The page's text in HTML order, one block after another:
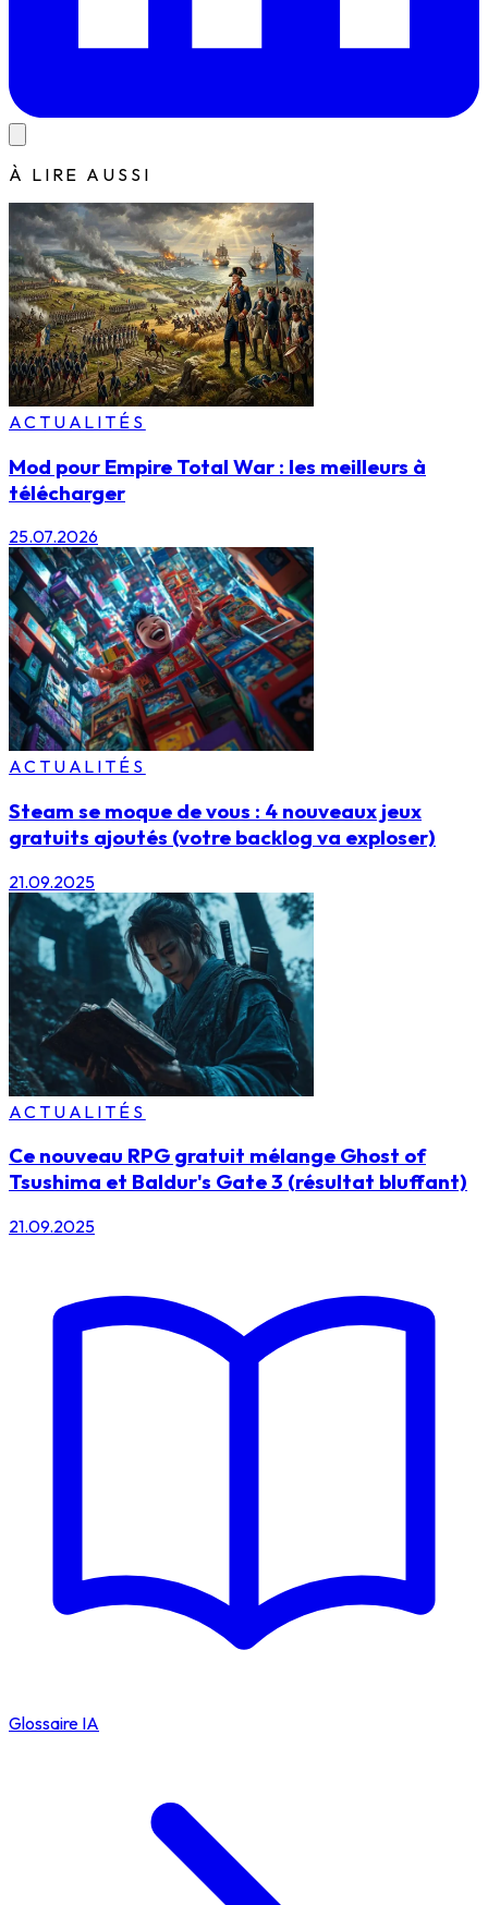
À LIRE AUSSI
ACTUALITÉS
Mod pour Empire Total War : les meilleurs à
télécharger
25.07.2026
ACTUALITÉS
Steam se moque de vous : 4 nouveaux jeux
gratuits ajoutés (votre backlog va exploser)
21.09.2025
ACTUALITÉS
Ce nouveau RPG gratuit mélange Ghost of
Tsushima et Baldur's Gate 3 (résultat bluffant)
21.09.2025
Glossaire IA